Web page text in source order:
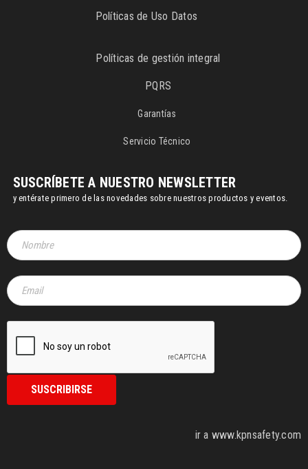
Políticas de Uso Datos
Políticas de gestión integral
PQRS
Garantías
Servicio Técnico
SUSCRÍBETE A NUESTRO NEWSLETTER
y entérate primero de las novedades sobre nuestros productos y eventos.
ir a www.kpnsafety.com